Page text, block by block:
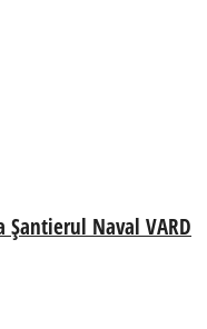
Naval VARD